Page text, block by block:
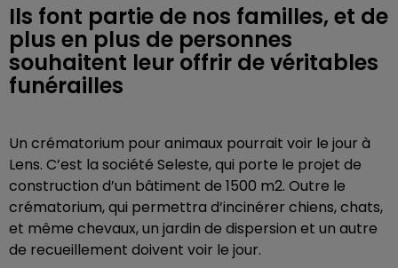
Ils font partie de nos familles, et de
plus en plus de personnes
souhaitent leur offrir de véritables
funérailles
Un crématorium pour animaux pourrait voir le jour à
Lens. C’est la société Seleste, qui porte le projet de
construction d’un bâtiment de 1500 m2. Outre le
crématorium, qui permettra d’incinérer chiens, chats,
et même chevaux, un jardin de dispersion et un autre
de recueillement doivent voir le jour.